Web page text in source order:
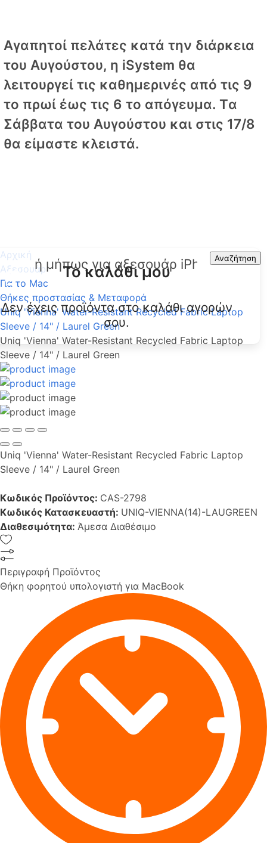
Αγαπητοί πελάτες κατά την διάρκεια
του Αυγούστου, η iSystem θα
λειτουργεί τις καθημερινές από τις 9
το πρωί έως τις 6 το απόγευμα. Tα
Σάββατα του Αυγούστου και στις 17/8
θα είμαστε κλειστά.
Αναζήτηση
Το καλάθι μου
Δεν έχεις προϊόντα στο καλάθι αγορών
σου.
Αρχική
Αξεσουάρ
Για το Mac
Θήκες προστασίας & Μεταφορά
Uniq 'Vienna' Water-Resistant Recycled Fabric Laptop
Sleeve / 14" / Laurel Green
Uniq 'Vienna' Water-Resistant Recycled Fabric Laptop
Sleeve / 14" / Laurel Green
Uniq 'Vienna' Water-Resistant Recycled Fabric Laptop
Sleeve / 14" / Laurel Green
Κωδικός Προϊόντος: CAS-2798
Κωδικός Κατασκευαστή: UNIQ-VIENNA(14)-LAUGREEN
Διαθεσιμότητα: Άμεσα Διαθέσιμο
Περιγραφή Προϊόντος
Θήκη φορητού υπολογιστή για MacBook